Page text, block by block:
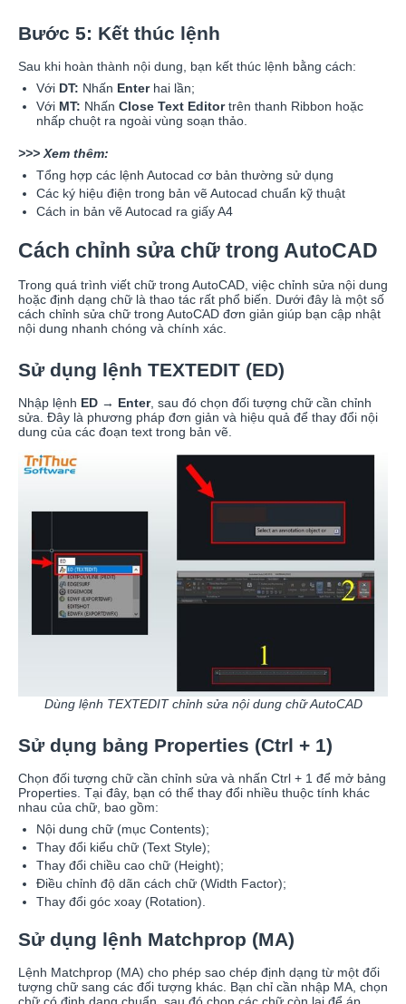
Bước 5: Kết thúc lệnh
Sau khi hoàn thành nội dung, bạn kết thúc lệnh bằng cách:
Với DT: Nhấn Enterhai lần;
Với MT: Nhấn Close Text Editortrên thanh Ribbon hoặc
nhấp chuột ra ngoài vùng soạn thảo.
>>> Xem thêm:
Tổng hợp các lệnh Autocad cơ bản thường sử dụng
Các ký hiệu điện trong bản vẽ Autocad chuẩn kỹ thuật
Cách in bản vẽ Autocad ra giấy A4
Cách chỉnh sửa chữ trong AutoCAD
Trong quá trình viết chữ trong AutoCAD, việc chỉnh sửa nội dung
hoặc định dạng chữ là thao tác rất phổ biến. Dưới đây là một số
cách chỉnh sửa chữ trong AutoCAD đơn giản giúp bạn cập nhật
nội dung nhanh chóng và chính xác.
Sử dụng lệnh TEXTEDIT (ED)
Nhập lệnh ED → Enter, sau đó chọn đối tượng chữ cần chỉnh
sửa. Đây là phương pháp đơn giản và hiệu quả để thay đổi nội
dung của các đoạn text trong bản vẽ.
Dùng lệnh TEXTEDIT chỉnh sửa nội dung chữ AutoCAD
Sử dụng bảng Properties (Ctrl + 1)
Chọn đối tượng chữ cần chỉnh sửa và nhấn Ctrl + 1 để mở bảng
Properties. Tại đây, bạn có thể thay đổi nhiều thuộc tính khác
nhau của chữ, bao gồm:
Nội dung chữ (mục Contents);
Thay đổi kiểu chữ (Text Style);
Thay đổi chiều cao chữ (Height);
Điều chỉnh độ dãn cách chữ (Width Factor);
Thay đổi góc xoay (Rotation).
Sử dụng lệnh Matchprop (MA)
Lệnh Matchprop (MA) cho phép sao chép định dạng từ một đối
tượng chữ sang các đối tượng khác. Bạn chỉ cần nhập MA, chọn
chữ có định dạng chuẩn, sau đó chọn các chữ còn lại để áp